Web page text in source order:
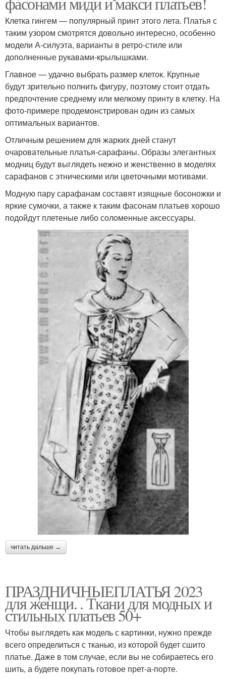
Клетка гингем — популярный принт этого лета. Платья с
таким узором смотрятся довольно интересно, особенно
модели А-силуэта, варианты в ретро-стиле или
дополненные рукавами-крылышками.
Главное — удачно выбрать размер клеток. Крупные
будут зрительно полнить фигуру, поэтому стоит отдать
предпочтение среднему или мелкому принту в клетку. На
фото-примере продемонстрирован один из самых
оптимальных вариантов.
Отличным решением для жарких дней станут
очаровательные платья-сарафаны. Образы элегантных
модниц будут выглядеть нежно и женственно в моделях
сарафанов с этническими или цветочными мотивами.
Модную пару сарафанам составят изящные босоножки и
яркие сумочки, а также к таким фасонам платьев хорошо
подойдут плетеные либо соломенные аксессуары.
читать дальше →
ПРАЗДНИЧНЫЕПЛАТЬЯ 2023
для женщи. . Ткани для модных и
стильных платьев 50+
Чтобы выглядеть как модель с картинки, нужно прежде
всего определиться с тканью, из которой будет сшито
платье. Даже в том случае, если вы не собираетесь его
шить, а будете покупать готовое прет-а-порте.